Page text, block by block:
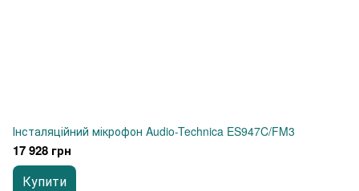
Інсталяційний мікрофон Audio-Technica ES947C/FM3
17 928 грн
Купити